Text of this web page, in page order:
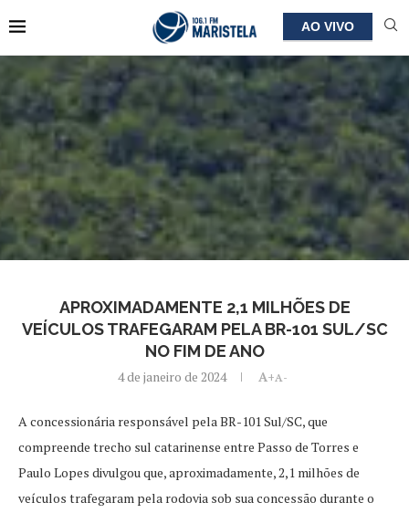
AO VIVO
APROXIMADAMENTE 2,1 MILHÕES DE
VEÍCULOS TRAFEGARAM PELA BR-101 SUL/SC
NO FIM DE ANO
4 de janeiro de 2024 A+A-
A concessionária responsável pela BR-101 Sul/SC, que
compreende trecho sul catarinense entre Passo de Torres e
Paulo Lopes divulgou que, aproximadamente, 2,1 milhões de
veículos trafegaram pela rodovia sob sua concessão durante o